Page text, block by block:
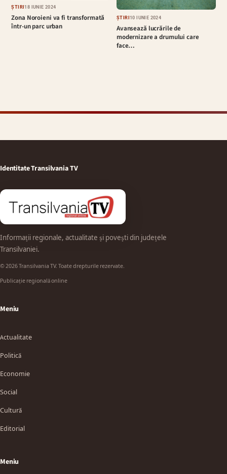
ȘTIRI18 IUNIE 2024
Zona Noroieni va fi transformată
într-un parc urban
ȘTIRI10 IUNIE 2024
Avansează lucrările de
modernizare a drumului care
face…
Identitate Transilvania TV
Informații regionale, actualitate și povești din județele
Transilvaniei.
© 2026 Transilvania TV. Toate drepturile rezervate.
Publicație regională online
Meniu
Actualitate
Politică
Economie
Social
Cultură
Editorial
Meniu